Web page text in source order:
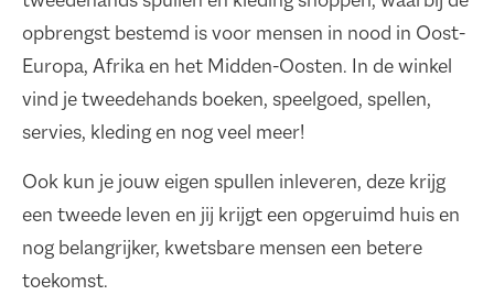
opbrengst bestemd is voor mensen in nood in Oost-
Europa, Afrika en het Midden-Oosten. In de winkel
vind je tweedehands boeken, speelgoed, spellen,
servies, kleding en nog veel meer!
Ook kun je jouw eigen spullen inleveren, deze krijg
een tweede leven en jij krijgt een opgeruimd huis en
nog belangrijker, kwetsbare mensen een betere
toekomst.